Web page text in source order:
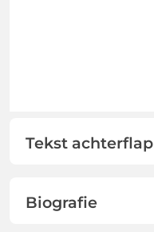
Tekst achterflap
Biografie